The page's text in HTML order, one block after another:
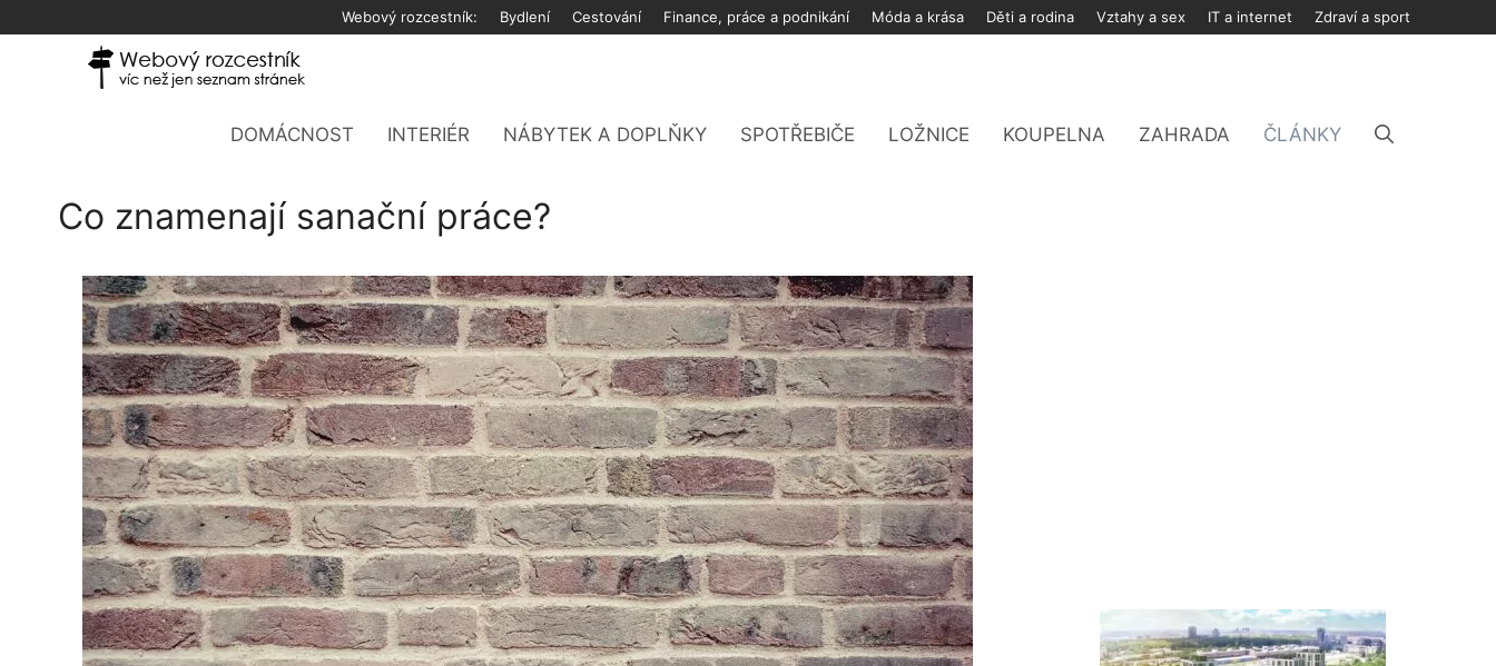
na
Webový rozcestník: Bydlení Cestování Finance, práce a podnikání Móda a krása Děti a rodina Vztahy a sex IT a internet Zdraví a sport
DOMÁCNOST INTERIÉR NÁBYTEK A DOPLŇKY SPOTŘEBIČE LOŽNICE KOUPELNA ZAHRADA ČLÁNKY
Co znamenají sanační práce?